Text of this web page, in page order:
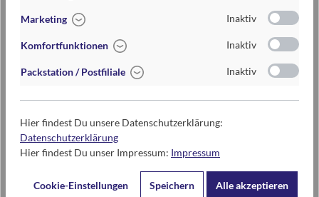
Great Minds - Die
Lösungsvideos zu den
Geduldspielen "Great
Minds - Die
Fantastischen 5".
Mehr lesen
Green Glass Door
Challenge - Hier findet
Mehr lesen
Marketing Inaktiv
Komfortfunktionen Inaktiv
Packstation / Postfiliale Inaktiv
Hier findest Du unsere Datenschutzerklärung:
Datenschutzerklärung
Hier findest Du unser Impressum: Impressum
Cookie-Einstellungen Speichern Alle akzeptieren